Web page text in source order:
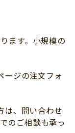
ます。小規模の
ージの注文フォ
は、問い合わせ
のご相談も承っ